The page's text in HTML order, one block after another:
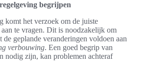
begrijpen
komt het verzoek om de juiste
aan te vragen. Dit is noodzakelijk om
de geplande veranderingen voldoen aan
verbouwing. Een goed begrip van
nodig zijn, kan problemen achteraf